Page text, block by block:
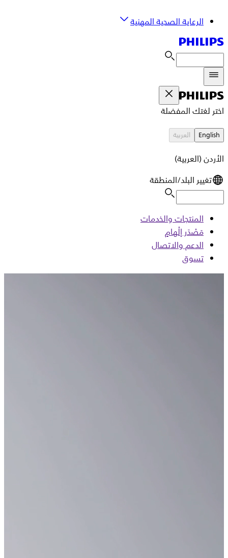
الرعاية الصحية المهنية
اختر لغتك المفضلة
English العربية
الأردن (العربية)
تغيير البلد/المنطقة
المنتجات والخدمات
مَصْدَر إلْهامٍ
الدعم والاتصال
تسوق